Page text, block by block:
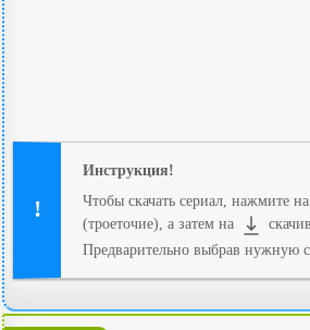
Инструкция!
Чтобы скачать сериал, нажмите
(троеточие), а затем на
Предварительно выбрав нужную